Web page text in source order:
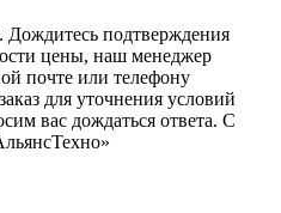
подтверждения
цены, наш менеджер
почте или телефону
для уточнения условий
вас дождаться ответа. С